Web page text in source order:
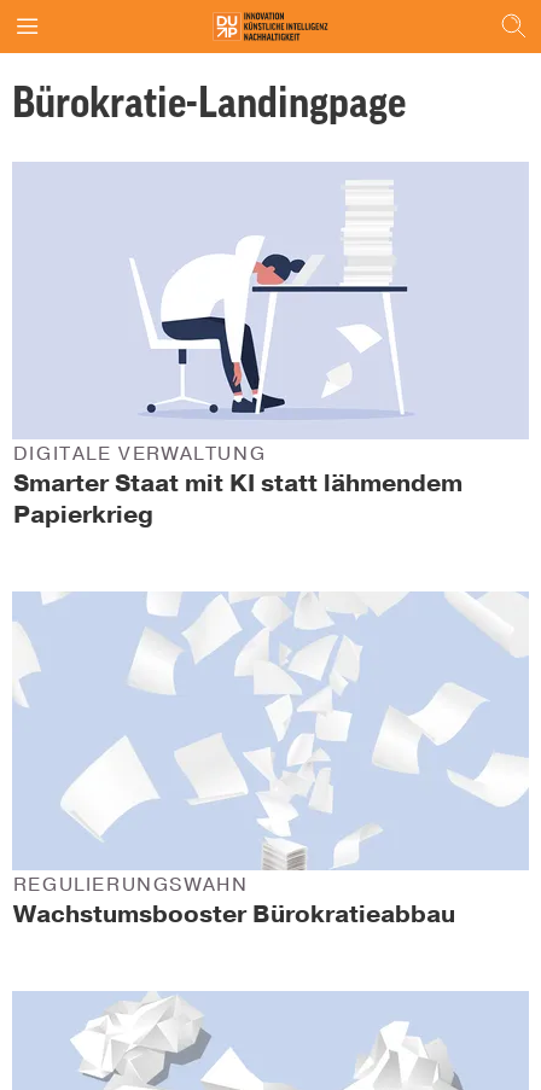
Bürokratie-Landingpage
Smarter Staat mit KI statt lähmendem
Papierkrieg
DIGITALE VERWALTUNG
Wachstumsbooster Bürokratieabbau
REGULIERUNGSWAHN